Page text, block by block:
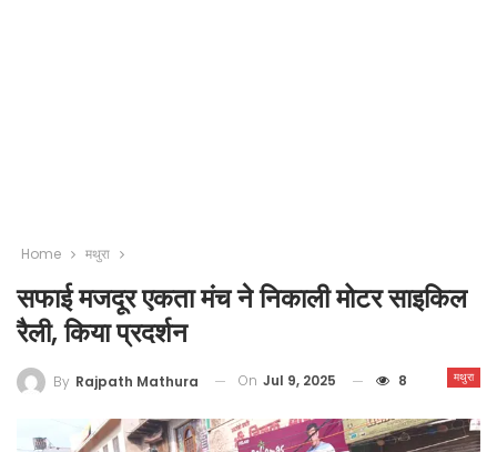
Home मथुरा
सफाई मजदूर एकता मंच ने निकाली मोटर साइकिल
रैली, किया प्रदर्शन
मथुरा
By Rajpath Mathura On Jul 9, 2025 8